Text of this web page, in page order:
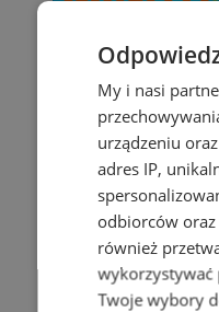
My i nasi
urządzeniu
adres IP,
odbiorców oraz
również
wykorzystywać
Twoje wybory